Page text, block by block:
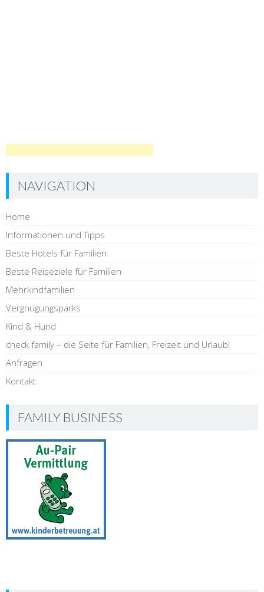
NAVIGATION
Home
Informationen und Tipps
Beste Hotels für Familien
Beste Reiseziele für Familien
Mehrkindfamilien
Vergnügungsparks
Kind & Hund
check family – die Seite für Familien, Freizeit und Urlaub!
Anfragen
Kontakt
FAMILY BUSINESS